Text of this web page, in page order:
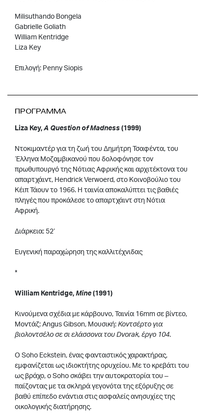
Milisuthando Bongela
Gabrielle Goliath
William Kentridge
Liza Key
Επιλογή: Penny Siopis
ΠΡΟΓΡΑΜΜΑ
Liza Key,A Question of Madness(1999)
Ντοκιμαντέρ για τη ζωή του Δημήτρη Τσαφέντα, του
Έλληνα Μοζαμβικανού που δολοφόνησε τον
πρωθυπουργό της Νότιας Αφρικής και αρχιτέκτονα του
απαρτχάιντ, Ηendrick Verwoerd, στο Κοινοβούλιο του
Κέιπ Τάουν το 1966. Η ταινία αποκαλύπτει τις βαθιές
πληγές που προκάλεσε το απαρτχάιντ στη Νότια
Αφρική.
Διάρκεια: 52’
Ευγενική παραχώρηση της καλλιτέχνιδας
*
William Kentridge, Mine(1991)
Κινούμενα σχέδια με κάρβουνο, Ταινία 16mm σε βίντεο,
Μοντάζ: Angus Gibson, Μουσική: Κοντσέρτο για
βιολοντσέλο σε σι ελάσσονα του Dvorak, έργο 104.
O Soho Eckstein, ένας φανταστικός χαρακτήρας,
εμφανίζεται ως ιδιοκτήτης ορυχείου. Με το κρεβάτι του
ως βράχο, ο Soho σκάβει την αυτοκρατορία του –
παίζοντας με τα σκληρά γεγονότα της εξόρυξης σε
βαθύ επίπεδο ενάντια στις ασφαλείς ανησυχίες της
οικολογικής διατήρησης.